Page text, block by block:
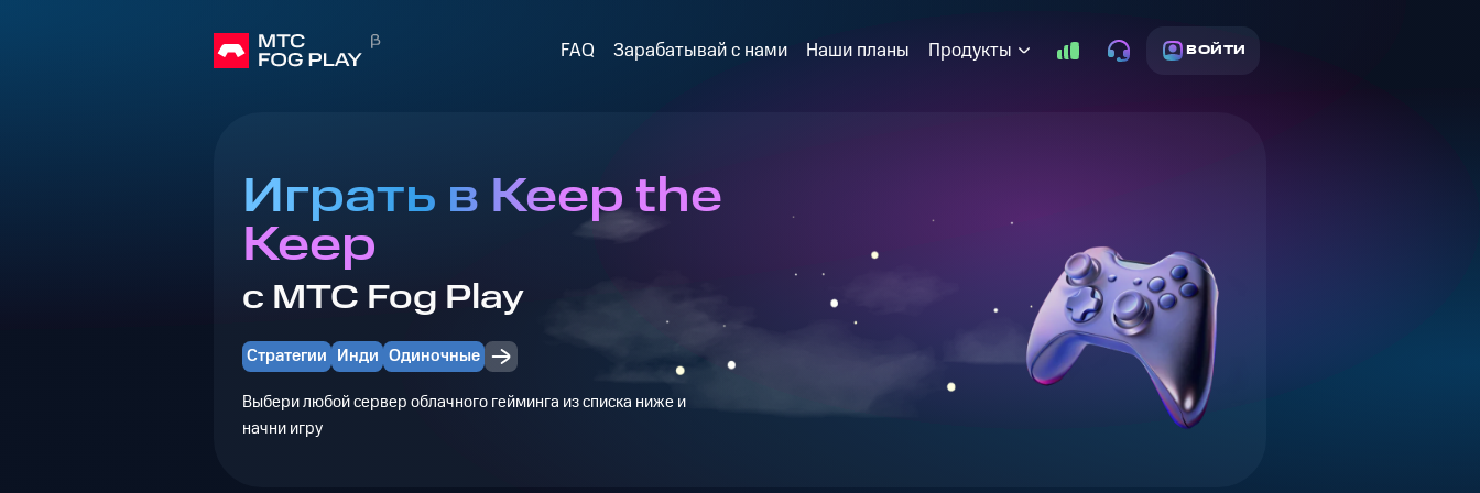
FAQ Зарабатывай с нами Наши планы Продукты ВОЙТИ
Играть в Keep the
Keep
с МТС Fog Play
Стратегии Инди Одиночные
Выбери любой сервер облачного гейминга из списка ниже и
начни игру